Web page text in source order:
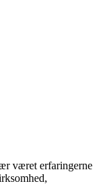
været erfaringerne